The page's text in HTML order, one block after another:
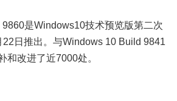
是Windows10技术预览版第二次
日推出。与Windows 10 Build 9841
和改进了近7000处。